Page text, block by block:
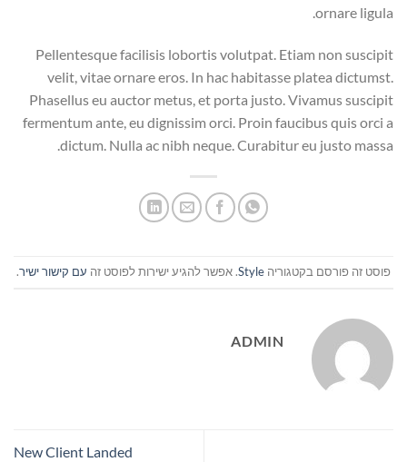
ornare ligula.
Pellentesque facilisis lobortis volutpat. Etiam non suscipit
velit, vitae ornare eros. In hac habitasse platea dictumst.
Phasellus eu auctor metus, et porta justo. Vivamus suscipit
fermentum ante, eu dignissim orci. Proin faucibus quis orci a
dictum. Nulla ac nibh neque. Curabitur eu justo massa.
פוסט זה פורסם בקטגוריה Style. אפשר להגיע ישירות לפוסט זה עם קישור ישיר.
ADMIN
New Client Landed